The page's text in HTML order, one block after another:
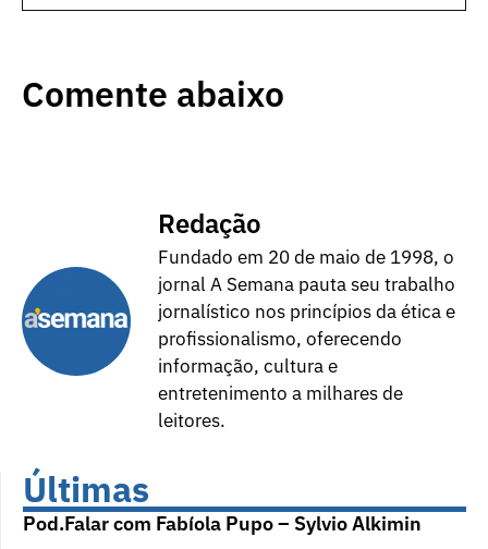
Comente abaixo
Redação
Fundado em 20 de maio de 1998, o
jornal A Semana pauta seu trabalho
jornalístico nos princípios da ética e
profissionalismo, oferecendo
informação, cultura e
entretenimento a milhares de
leitores.
Últimas
Pod.Falar com Fabíola Pupo – Sylvio Alkimin